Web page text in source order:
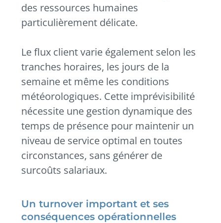
des ressources humaines
particulièrement délicate.
Le flux client varie également selon les
tranches horaires, les jours de la
semaine et même les conditions
météorologiques. Cette imprévisibilité
nécessite une gestion dynamique des
temps de présence pour maintenir un
niveau de service optimal en toutes
circonstances, sans générer de
surcoûts salariaux.
Un turnover important et ses
conséquences opérationnelles